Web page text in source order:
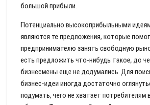
большой прибыли.
Потенциально высокоприбыльными
являются те предложения, которые
предпринимателю занять свободную
есть предложить что-нибудь такое, до
бизнесмены еще не додумались. Для
бизнес-идеи иногда достаточно
подумать, чего не хватает потребителям